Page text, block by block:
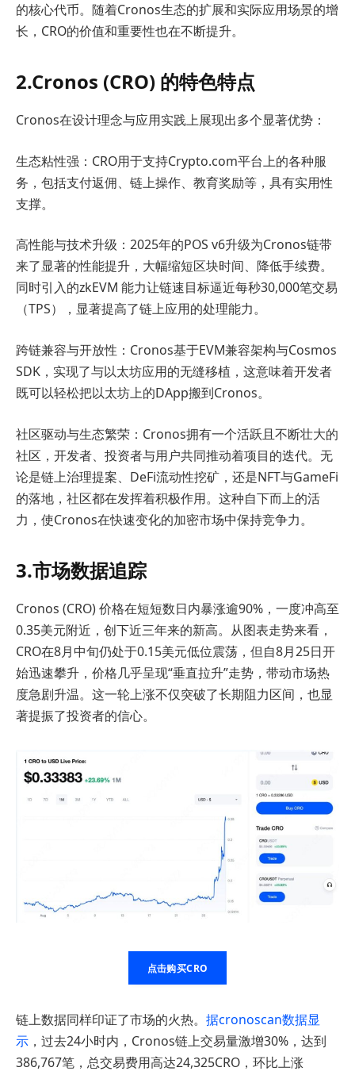
的核心代币。随着Cronos生态的扩展和实际应用场景的增
长，CRO的价值和重要性也在不断提升。
2.Cronos (CRO) 的特色特点
Cronos在设计理念与应用实践上展现出多个显著优势：
生态粘性强：CRO用于支持Crypto.com平台上的各种服
务，包括支付返佣、链上操作、教育奖励等，具有实用性
支撑。
高性能与技术升级：2025年的POS v6升级为Cronos链带
来了显著的性能提升，大幅缩短区块时间、降低手续费。
同时引入的zkEVM 能力让链速目标逼近每秒30,000笔交易
（TPS），显著提高了链上应用的处理能力。
跨链兼容与开放性：Cronos基于EVM兼容架构与Cosmos
SDK，实现了与以太坊应用的无缝移植，这意味着开发者
既可以轻松把以太坊上的DApp搬到Cronos。
社区驱动与生态繁荣：Cronos拥有一个活跃且不断壮大的
社区，开发者、投资者与用户共同推动着项目的迭代。无
论是链上治理提案、DeFi流动性挖矿，还是NFT与GameFi
的落地，社区都在发挥着积极作用。这种自下而上的活
力，使Cronos在快速变化的加密市场中保持竞争力。
3.市场数据追踪
Cronos (CRO) 价格在短短数日内暴涨逾90%，一度冲高至
0.35美元附近，创下近三年来的新高。从图表走势来看，
CRO在8月中旬仍处于0.15美元低位震荡，但自8月25日开
始迅速攀升，价格几乎呈现“垂直拉升”走势，带动市场热
度急剧升温。这一轮上涨不仅突破了长期阻力区间，也显
著提振了投资者的信心。
点击购买CRO
链上数据同样印证了市场的火热。 据cronoscan数据显
示 ，过去24小时内，Cronos链上交易量激增30%，达到
386,767笔，总交易费用高达24,325CRO，环比上涨